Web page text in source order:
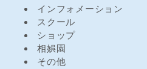
インフォメーション
スクール
ショップ
相娯園
その他